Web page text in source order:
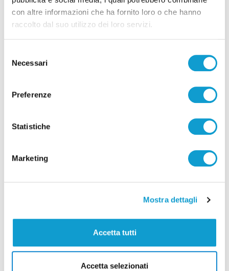
con altre informazioni che ha fornito loro o che hanno
raccolto dal suo utilizzo dei loro servizi.
delNecessari
Preferenze
Statistiche
Marketing
Mostra dettagli
Accetta tutti
Accetta selezionati
Porto di San Benedetto, parte la nuova fase: al
di Pierluigi Dorotei